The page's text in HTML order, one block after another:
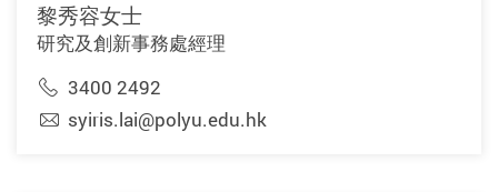
黎秀容女士
研究及創新事務處經理
3400 2492
syiris.lai@polyu.edu.hk